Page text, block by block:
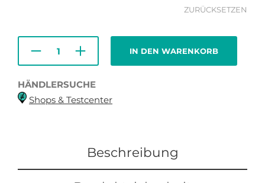
ZURÜCKSETZEN
IN DEN WARENKORB
HÄNDLERSUCHE
Shops & Testcenter
Beschreibung